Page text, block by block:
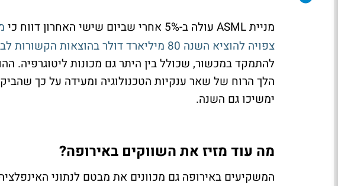
מניית ASML עולה ב-5% אחרי שביום שישי האחרון דווח כי
צפויה להוציא השנה 80 מיליארד דולר בהוצאות הקשורות לבינה מלאכותית
להתמקד במכשור, שכולל בין היתר גם מכונות ליטוגרפיה.
הלך הרוח של שאר ענקיות הטכנולוגיה ומעידה על כך
ימשיכו גם השנה.
מה עוד מזיז את השווקים באירופה?
המשקיעים באירופה גם מכוונים את מבטם לנתוני